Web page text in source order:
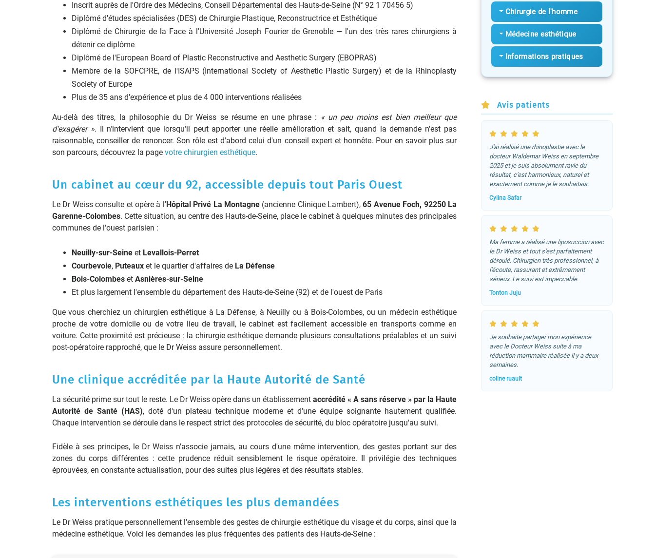
Inscrit auprès de l'Ordre des Médecins, Conseil Départemental des Hauts-de-Seine (N° 92 1 70456 5)
Diplômé d'études spécialisées (DES) de Chirurgie Plastique, Reconstructrice et Esthétique
Diplômé de Chirurgie de la Face à l'Université Joseph Fourier de Grenoble — l'un des très rares chirurgiens à
détenir ce diplôme
Diplômé de l'European Board of Plastic Reconstructive and Aesthetic Surgery (EBOPRAS)
Membre de la SOFCPRE, de l'ISAPS (International Society of Aesthetic Plastic Surgery) et de la Rhinoplasty
Society of Europe
Plus de 35 ans d'expérience et plus de 4 000 interventions réalisées
Au-delà des titres, la philosophie du Dr Weiss se résume en une phrase : « un peu moins est bien meilleur que
d'exagérer ». Il n'intervient que lorsqu'il peut apporter une réelle amélioration et sait, quand la demande n'est pas
raisonnable, conseiller de renoncer. Son rôle est d'abord celui d'un conseil expert et honnête. Pour en savoir plus sur
son parcours, découvrez la page votre chirurgien esthétique.
Un cabinet au cœur du 92, accessible depuis tout Paris Ouest
Le Dr Weiss consulte et opère à l'Hôpital Privé La Montagne(ancienne Clinique Lambert),65 Avenue Foch, 92250 La
Garenne-Colombes. Cette situation, au centre des Hauts-de-Seine, place le cabinet à quelques minutes des principales
communes de l'ouest parisien :
Neuilly-sur-Seine et Levallois-Perret
Courbevoie, Puteaux et le quartier d'affaires de La Défense
Bois-Colombes et Asnières-sur-Seine
Et plus largement l'ensemble du département des Hauts-de-Seine (92) et de l'ouest de Paris
Que vous cherchiez un chirurgien esthétique à La Défense, à Neuilly ou à Bois-Colombes, ou un médecin esthétique
proche de votre domicile ou de votre lieu de travail, le cabinet est facilement accessible en transports comme en
voiture. Cette proximité est précieuse : la chirurgie esthétique demande plusieurs consultations préalables et un suivi
post-opératoire rapproché, que le Dr Weiss assure personnellement.
Une clinique accréditée par la Haute Autorité de Santé
La sécurité prime sur tout le reste. Le Dr Weiss opère dans un établissement accrédité « A sans réserve » par la Haute
Autorité de Santé (HAS), doté d'un plateau technique moderne et d'une équipe soignante hautement qualifiée.
Chaque intervention se déroule dans le respect strict des protocoles de sécurité, du bloc opératoire jusqu'au suivi.
Fidèle à ses principes, le Dr Weiss n'associe jamais, au cours d'une même intervention, des gestes portant sur des
zones du corps différentes : cette prudence réduit sensiblement le risque opératoire. Il privilégie des techniques
éprouvées, en constante actualisation, pour des suites plus légères et des résultats stables.
Les interventions esthétiques les plus demandées
Le Dr Weiss pratique personnellement l'ensemble des gestes de chirurgie esthétique du visage et du corps, ainsi que la
médecine esthétique. Voici les demandes les plus fréquentes des patients des Hauts-de-Seine :
Chirurgie de l'homme
Médecine esthétique
Informations pratiques
Avis patients
J'ai réalisé une rhinoplastie avec le
docteur Waldemar Weiss en septembre
2025 et je suis absolument ravie du
résultat, c'est harmonieux, naturel et
exactement comme je le souhaitais.
Cylina Safar
Ma femme a réalisé une liposuccion avec
le Dr Weiss et tout s'est parfaitement
déroulé. Chirurgien très professionnel, à
l'écoute, rassurant et extrêmement
sérieux. Le suivi est impeccable.
Tonton Juju
Je souhaite partager mon expérience
avec le Docteur Weiss suite à ma
réduction mammaire réalisée il y a deux
semaines.
coline ruault